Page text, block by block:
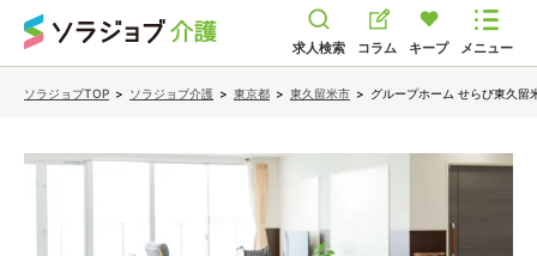
求人検索 コラム キープ メニュー
ソラジョブTOP > ソラジョブ介護 > 東京都 > 東久留米市 > グループホーム せらび東久留